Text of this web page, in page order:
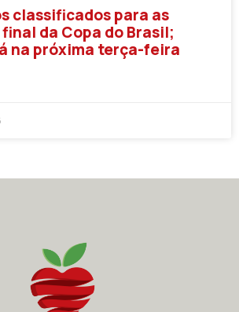
classificados para as
da Copa do Brasil;
na próxima terça-feira